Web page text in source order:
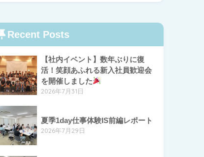
Recent Posts
【社内イベント】数年ぶりに復
活！笑顔あふれる新入社員歓迎会
を開催しました
2026年7月31日
夏季1day仕事体験IS前編レポート
2026年7月29日